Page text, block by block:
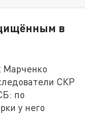
в
Марченко
СКР
по
у него